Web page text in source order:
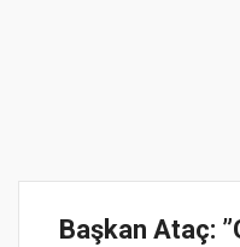
Başkan Ataç: